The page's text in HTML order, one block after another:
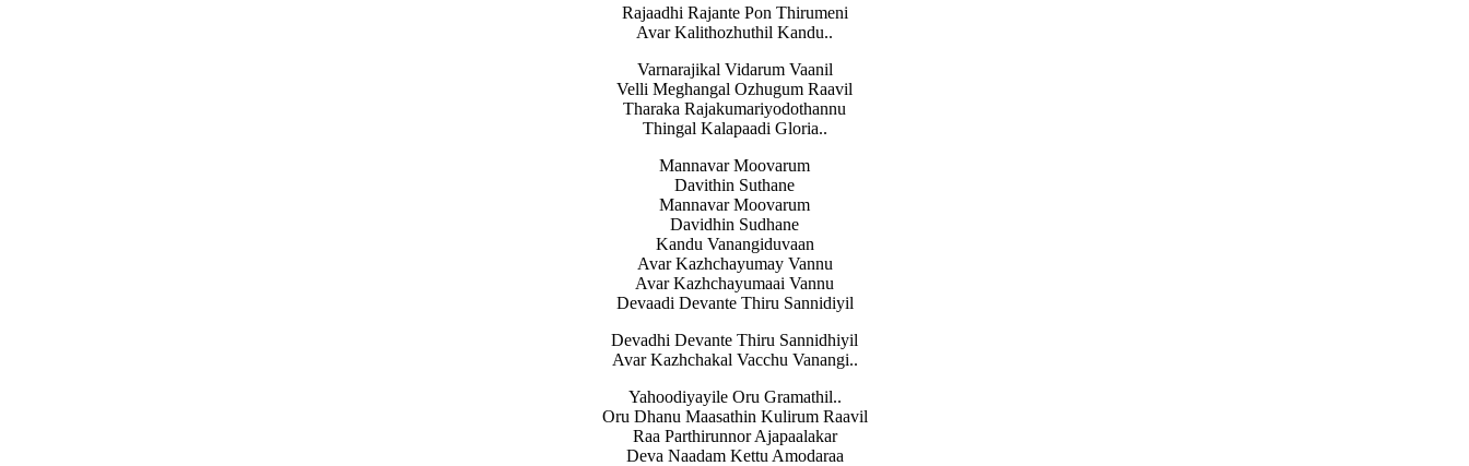
Rajaadhi Rajante Pon Thirumeni
Avar Kalithozhuthil Kandu..
Varnarajikal Vidarum Vaanil
Velli Meghangal Ozhugum Raavil
Tharaka Rajakumariyodothannu
Thingal Kalapaadi Gloria..
Mannavar Moovarum
Davithin Suthane
Mannavar Moovarum
Davidhin Sudhane
Kandu Vanangiduvaan
Avar Kazhchayumay Vannu
Avar Kazhchayumaai Vannu
Devaadi Devante Thiru Sannidiyil
Devadhi Devante Thiru Sannidhiyil
Avar Kazhchakal Vacchu Vanangi..
Yahoodiyayile Oru Gramathil..
Oru Dhanu Maasathin Kulirum Raavil
Raa Parthirunnor Ajapaalakar
Deva Naadam Kettu Amodaraa